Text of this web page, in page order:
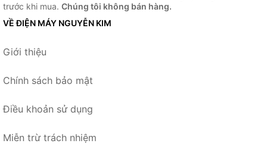
trước khi mua. Chúng tôi không bán hàng.
VỀ ĐIỆN MÁY NGUYỄN KIM
Giới thiệu
Chính sách bảo mật
Điều khoản sử dụng
Miễn trừ trách nhiệm